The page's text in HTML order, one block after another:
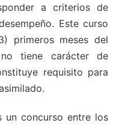
a criterios de
Este curso
primeros meses del
tiene carácter de
requisito para
un concurso entre los